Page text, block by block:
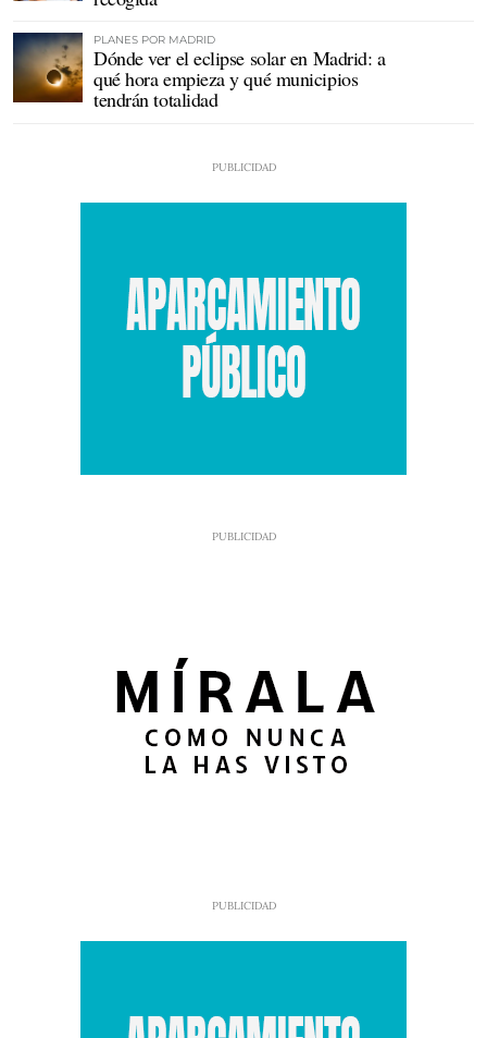
PLANES POR MADRID
Dónde ver el eclipse solar en Madrid: a
qué hora empieza y qué municipios
tendrán totalidad